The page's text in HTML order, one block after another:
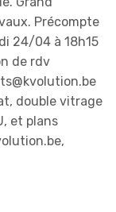
Précompte
24/04 à 18h15
de rdv
double vitrage
et plans